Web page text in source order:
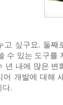
고 싶구요. 둘째
수 있는 도구를
년 내에 많은
어 개발에 대해
다.